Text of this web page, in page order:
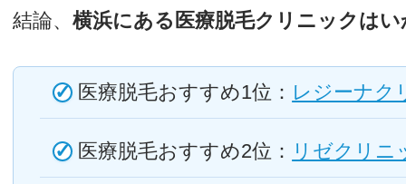
結論、 横浜にある医療脱毛クリニックは
医療脱毛おすすめ1位： レジーナク
医療脱毛おすすめ2位： リゼクリニ